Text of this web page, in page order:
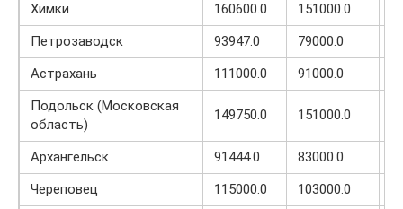
Химки
160600.0 151000.0
Петрозаводск
93947.0 79000.0
Астрахань
111000.0 91000.0
Подольск (Московская
область)
149750.0 151000.0
Архангельск 91444.0 83000.0
Череповец
115000.0 103000.0